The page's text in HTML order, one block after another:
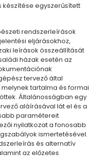
készítése egyszerűsített
rendszerleírások
eljárásokhoz,
leírások összeállítását
házak esetén az
tervező által
tartalma és formai
Általánosságban egy
aláírásával lát el és a
paramétereit
nyilatkozat a fonosabb
ismertetésével.
és alternatív
az előzetes